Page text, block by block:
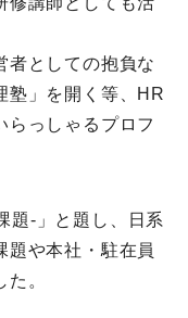
者としての抱負な
塾」を開く等、HR
らっしゃるプロフ
題-」と題し、日系
題や本社・駐在員
。